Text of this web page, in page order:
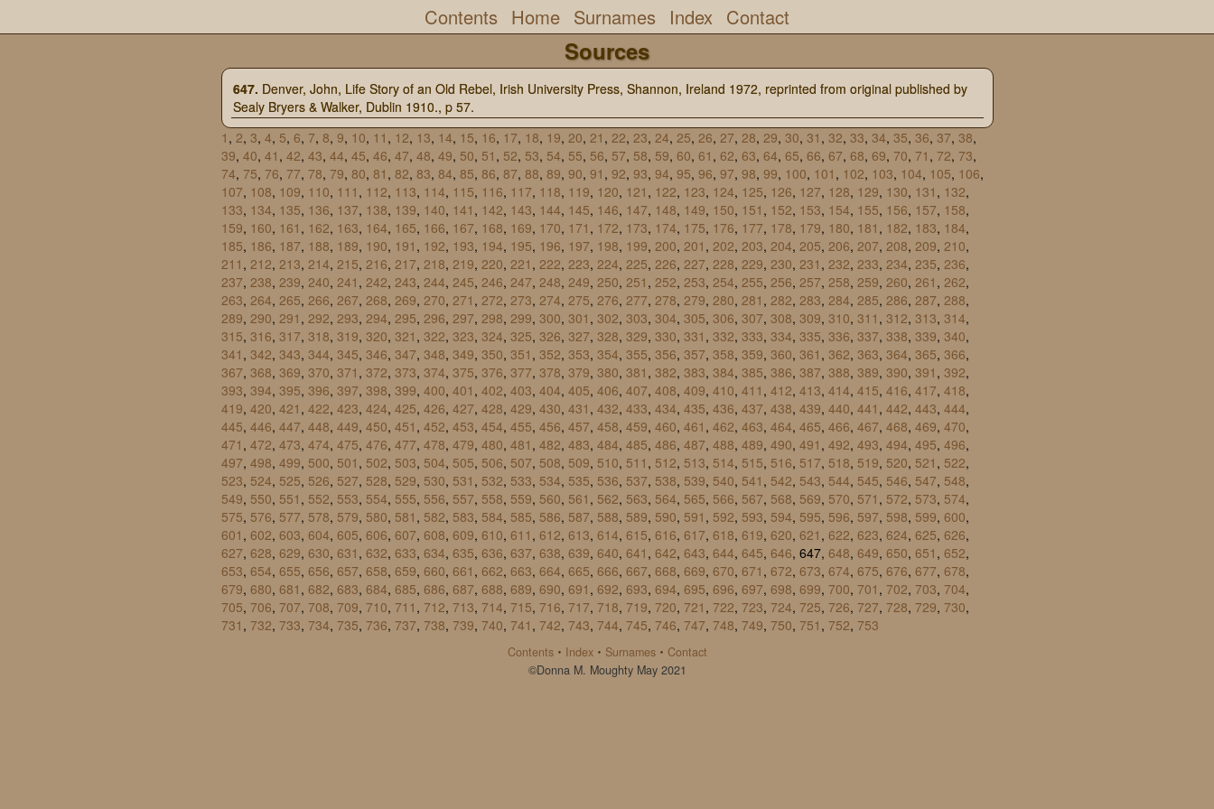
Contents Home Surnames Index Contact
Sources
647. Denver, John, Life Story of an Old Rebel, Irish University Press, Shannon, Ireland 1972, reprinted from original published by
Sealy Bryers & Walker, Dublin 1910., p 57.
1 , 2, 3, 4, 5, 6, 7, 8, 9, 10, 11 , 12, 13, 14, 15, 16, 17, 18, 19, 20, 21 , 22, 23, 24, 25, 26, 27, 28, 29, 30, 31 , 32, 33, 34, 35, 36, 37, 38,
39, 40, 41 , 42, 43, 44, 45, 46, 47, 48, 49, 50, 51 , 52, 53, 54, 55, 56, 57, 58, 59, 60, 61 , 62, 63, 64, 65, 66, 67, 68, 69, 70, 71 , 72, 73,
74, 75, 76, 77, 78, 79, 80, 81 , 82, 83, 84, 85, 86, 87, 88, 89, 90, 91 , 92, 93, 94, 95, 96, 97, 98, 99, 100, 101 , 102, 103, 104, 105, 106,
107, 108, 109, 110, 111 , 112, 113, 114, 115, 116, 117, 118, 119, 120, 121 , 122, 123, 124, 125, 126, 127, 128, 129, 130, 131 , 132,
133, 134, 135, 136, 137, 138, 139, 140, 141 , 142, 143, 144, 145, 146, 147, 148, 149, 150, 151 , 152, 153, 154, 155, 156, 157, 158,
159, 160, 161 , 162, 163, 164, 165, 166, 167, 168, 169, 170, 171 , 172, 173, 174, 175, 176, 177, 178, 179, 180, 181 , 182, 183, 184,
185, 186, 187, 188, 189, 190, 191 , 192, 193, 194, 195, 196, 197, 198, 199, 200, 201 , 202, 203, 204, 205, 206, 207, 208, 209, 210,
211 , 212, 213, 214, 215, 216, 217, 218, 219, 220, 221 , 222, 223, 224, 225, 226, 227, 228, 229, 230, 231 , 232, 233, 234, 235, 236,
237, 238, 239, 240, 241 , 242, 243, 244, 245, 246, 247, 248, 249, 250, 251 , 252, 253, 254, 255, 256, 257, 258, 259, 260, 261 , 262,
263, 264, 265, 266, 267, 268, 269, 270, 271 , 272, 273, 274, 275, 276, 277, 278, 279, 280, 281 , 282, 283, 284, 285, 286, 287, 288,
289, 290, 291 , 292, 293, 294, 295, 296, 297, 298, 299, 300, 301 , 302, 303, 304, 305, 306, 307, 308, 309, 310, 311 , 312, 313, 314,
315, 316, 317, 318, 319, 320, 321 , 322, 323, 324, 325, 326, 327, 328, 329, 330, 331 , 332, 333, 334, 335, 336, 337, 338, 339, 340,
341 , 342, 343, 344, 345, 346, 347, 348, 349, 350, 351 , 352, 353, 354, 355, 356, 357, 358, 359, 360, 361 , 362, 363, 364, 365, 366,
367, 368, 369, 370, 371 , 372, 373, 374, 375, 376, 377, 378, 379, 380, 381 , 382, 383, 384, 385, 386, 387, 388, 389, 390, 391 , 392,
393, 394, 395, 396, 397, 398, 399, 400, 401 , 402, 403, 404, 405, 406, 407, 408, 409, 410, 411 , 412, 413, 414, 415, 416, 417, 418,
419, 420, 421 , 422, 423, 424, 425, 426, 427, 428, 429, 430, 431 , 432, 433, 434, 435, 436, 437, 438, 439, 440, 441 , 442, 443, 444,
445, 446, 447, 448, 449, 450, 451 , 452, 453, 454, 455, 456, 457, 458, 459, 460, 461 , 462, 463, 464, 465, 466, 467, 468, 469, 470,
471 , 472, 473, 474, 475, 476, 477, 478, 479, 480, 481 , 482, 483, 484, 485, 486, 487, 488, 489, 490, 491 , 492, 493, 494, 495, 496,
497, 498, 499, 500, 501 , 502, 503, 504, 505, 506, 507, 508, 509, 510, 511 , 512, 513, 514, 515, 516, 517, 518, 519, 520, 521 , 522,
523, 524, 525, 526, 527, 528, 529, 530, 531 , 532, 533, 534, 535, 536, 537, 538, 539, 540, 541 , 542, 543, 544, 545, 546, 547, 548,
549, 550, 551 , 552, 553, 554, 555, 556, 557, 558, 559, 560, 561 , 562, 563, 564, 565, 566, 567, 568, 569, 570, 571 , 572, 573, 574,
575, 576, 577, 578, 579, 580, 581 , 582, 583, 584, 585, 586, 587, 588, 589, 590, 591 , 592, 593, 594, 595, 596, 597, 598, 599, 600,
601 , 602, 603, 604, 605, 606, 607, 608, 609, 610, 611 , 612, 613, 614, 615, 616, 617, 618, 619, 620, 621 , 622, 623, 624, 625, 626,
627, 628, 629, 630, 631 , 632, 633, 634, 635, 636, 637, 638, 639, 640, 641 , 642, 643, 644, 645, 646, 647, 648, 649, 650, 651 , 652,
653, 654, 655, 656, 657, 658, 659, 660, 661 , 662, 663, 664, 665, 666, 667, 668, 669, 670, 671 , 672, 673, 674, 675, 676, 677, 678,
679, 680, 681 , 682, 683, 684, 685, 686, 687, 688, 689, 690, 691 , 692, 693, 694, 695, 696, 697, 698, 699, 700, 701 , 702, 703, 704,
705, 706, 707, 708, 709, 710, 711 , 712, 713, 714, 715, 716, 717, 718, 719, 720, 721 , 722, 723, 724, 725, 726, 727, 728, 729, 730,
731 , 732, 733, 734, 735, 736, 737, 738, 739, 740, 741 , 742, 743, 744, 745, 746, 747, 748, 749, 750, 751 , 752, 753
Contents · Index · Surnames · Contact
©Donna M. Moughty May 2021